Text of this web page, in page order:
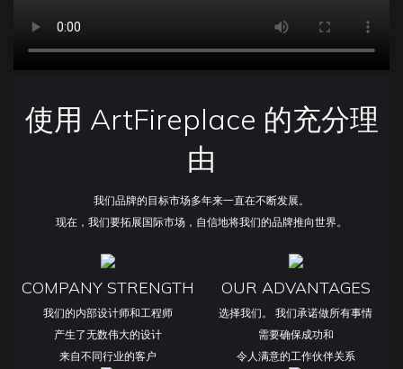
使用 ArtFireplace 的充分理
由
我们品牌的目标市场多年来一直在不断发展。
现在，我们要拓展国际市场，自信地将我们的品牌推向世界。
COMPANY STRENGTH
我们的内部设计师和工程师
产生了无数伟大的设计
来自不同行业的客户
OUR ADVANTAGES
选择我们。 我们承诺做所有事情
需要确保成功和
令人满意的工作伙伴关系